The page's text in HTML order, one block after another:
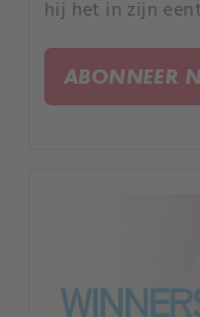
hij het in zijn
om tekst en
ABONNEER